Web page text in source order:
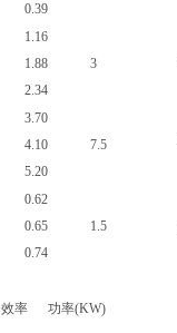
0.39
1.16
1.88
2.34
3
3.70
4.10
5.20
7.5
0.62
0.65
0.74
1.5
效率 功率(KW)